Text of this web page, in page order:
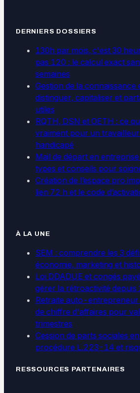
DERNIERS DOSSIERS
130h par mois, c'est 30
pas 120 : le calcul exact
semaines
Gestion de la connaissance
distinguer, capitaliser et
utiles
RQTH, DSN et OETH : ce
vraiment pour un
handicapé
Mail de départ en
types et conseils pour
Création de l’espace pro
lien 72 h et le code
À LA UNE
SEM : comprendre les 3
économie, marketing et
Loi DDADUE et congés
gérer la rétroactivité depuis
Retraite auto-entrepreneur
de chiffre d'affaires pour
trimestres
Cession de parts sociales
procédure L.223-14 et
RESSOURCES PARTENAIRES